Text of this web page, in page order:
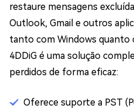
restaure mensagens
Outlook, Gmail e outros
tanto com Windows quanto
4DDiG é uma solução
perdidos de forma eficaz:
Oferece suporte a PST